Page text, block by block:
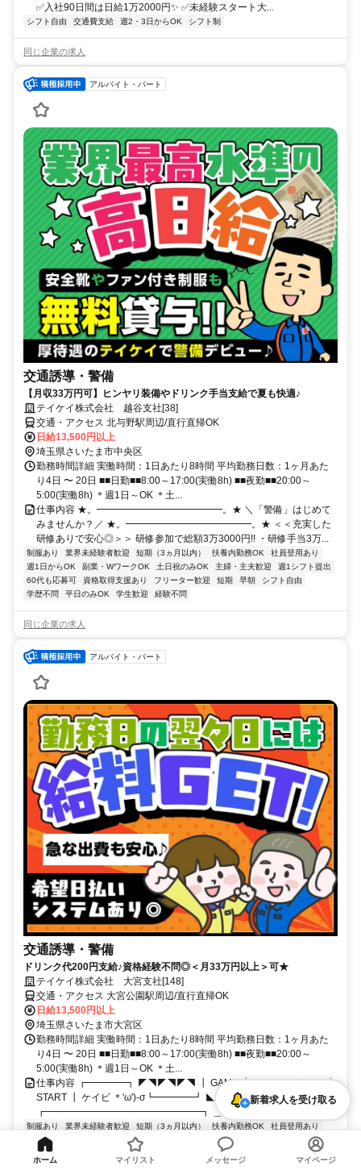
✅入社90日間は日給1万2000円✨ ✅未経験スタート大...
シフト自由 交通費支給 週2・3日からOK シフト制
同じ企業の求人
アルバイト・パート
交通誘導・警備
【月収33万円可】ヒンヤリ装備やドリンク手当支給で夏も快適♪
テイケイ株式会社 越谷支社[38]
交通・アクセス 北与野駅周辺/直行直帰OK
日給13,500円以上
埼玉県さいたま市中央区
勤務時間詳細 実働時間：1日あたり8時間 平均勤務日数：1ヶ月あた
り4日 〜 20日 ■■日勤■■8:00～17:00(実働8h) ■■夜勤■■20:00～
5:00(実働8h) ＊週1日～OK ＊土...
仕事内容 ★。━━━━━━━━━━━━━。★ ＼「警備」はじめて
みませんか？／ ★。━━━━━━━━━━━━━。★ ＜＜充実した
研修ありで安心◎＞＞ 研修参加で総額3万3000円!! ・研修手当3万...
制服あり 業界未経験者歓迎 短期（3ヵ月以内） 扶養内勤務OK
社員登用あり
週1日からOK
副業・WワークOK 土日祝のみOK 主婦・主夫歓迎
週1シフト提出
60代も応募可
資格取得支援あり フリーター歓迎 短期 早朝
シフト自由
学歴不問
平日のみOK 学生歓迎 経験不問
同じ企業の求人
アルバイト・パート
交通誘導・警備
ドリンク代200円支給♪資格経験不問◎＜月33万円以上＞可★
テイケイ株式会社 大宮支社[148]
交通・アクセス 大宮公園駅周辺/直行直帰OK
日給13,500円以上
埼玉県さいたま市大宮区
勤務時間詳細 実働時間：1日あたり8時間 平均勤務日数：1ヶ月あた
り4日 〜 20日 ■■日勤■■8:00～17:00(実働8h) ■■夜勤■■20:00～
5:00(実働8h) ＊週1日～OK ＊土...
仕事内容 ┏━━━━┓ ◤◥◤◥◤◥ ┃ GAME ┃ テイケイ ポチッ ┃
START ┃ ケイビ ＊'ω')-σ┗━━━━┛ ◣◢◣◢◣◢
┏━━━━━━━━━━━━━━━━┓ ＿人人人人人人人人...
制服あり 業界未経験者歓迎 短期（3ヵ月以内） 扶養内勤務OK
社員登用あり
週1日からOK
副業・WワークOK 主婦・主夫歓迎
週1シフト提出
60代も応募可
資格取得支援あり 短期
学生歓迎
新着求人を受け取る
ホーム マイリスト メッセージ マイページ